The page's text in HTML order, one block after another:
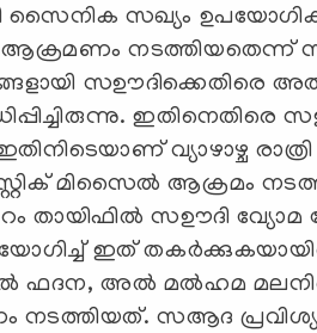
സഖ്യം
നടത്തിയതെന്ന്
സഊദിക്കെതിരെ
ഇതിനെതിരെ
വ്യാഴാഴ്ച
മിസൈല്‍ ആക്രമം
തായിഫില്‍ സഊദി
ഇത്
അല്‍ മല്‍ഹമ
സആദ